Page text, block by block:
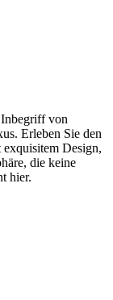
von
Erleben Sie den
exquisitem Design,
die keine
hier.